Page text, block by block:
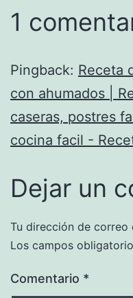
1
Pingback: Receta
con ahumados |
caseras, postres
cocina facil -
Dejar un
Tu dirección de correo
Los campos
Comentario *